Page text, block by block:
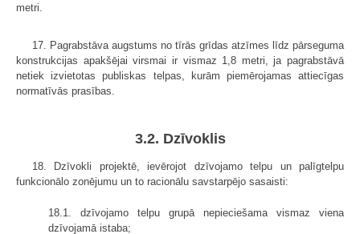
metri.
17. Pagrabstāva augstums no tīrās grīdas atzīmes līdz pārseguma
konstrukcijas apakšējai virsmai ir vismaz 1,8 metri, ja pagrabstāvā
netiek izvietotas publiskas telpas, kurām piemērojamas attiecīgas
normatīvās prasības.
3.2. Dzīvoklis
18. Dzīvokli projektē, ievērojot dzīvojamo telpu un palīgtelpu
funkcionālo zonējumu un to racionālu savstarpējo sasaisti:
18.1. dzīvojamo telpu grupā nepieciešama vismaz viena
dzīvojamā istaba;